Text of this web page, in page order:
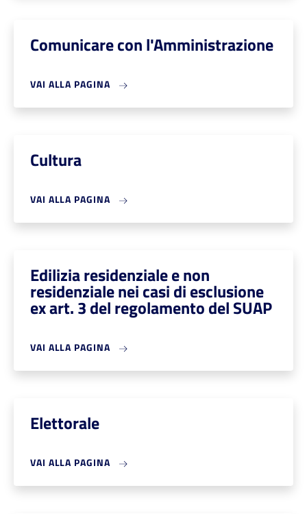
Comunicare con l'Amministrazione
VAI ALLA PAGINA
Cultura
VAI ALLA PAGINA
Edilizia residenziale e non
residenziale nei casi di esclusione
ex art. 3 del regolamento del SUAP
VAI ALLA PAGINA
Elettorale
VAI ALLA PAGINA